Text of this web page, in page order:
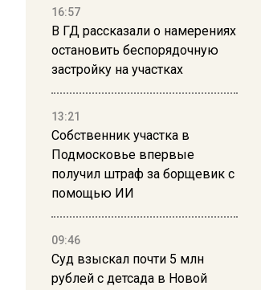
16:57
В ГД рассказали о намерениях
остановить беспорядочную
застройку на участках
13:21
Собственник участка в
Подмосковье впервые
получил штраф за борщевик с
помощью ИИ
09:46
Суд взыскал почти 5 млн
рублей с детсада в Новой